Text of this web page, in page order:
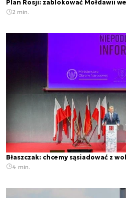
Plan Rosji: zablokować Mołdawii
2 min.
Błaszczak: chcemy sąsiadować z
4 min.